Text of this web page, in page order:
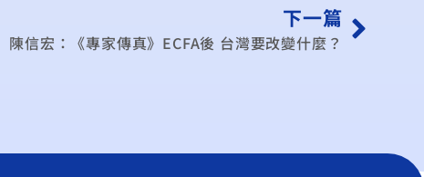
下一篇
陳信宏：《專家傳真》ECFA後 台灣要改變什麼？